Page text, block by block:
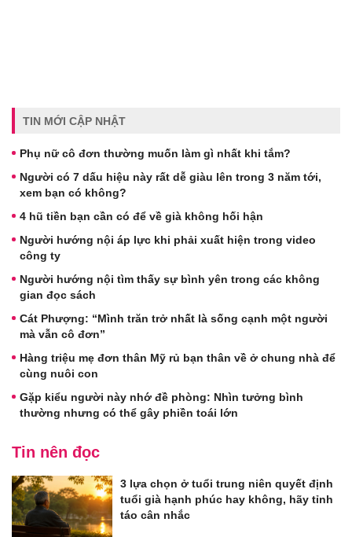
TIN MỚI CẬP NHẬT
Phụ nữ cô đơn thường muốn làm gì nhất khi tắm?
Người có 7 dấu hiệu này rất dễ giàu lên trong 3 năm tới,
xem bạn có không?
4 hũ tiền bạn cần có để về già không hối hận
Người hướng nội áp lực khi phải xuất hiện trong video
công ty
Người hướng nội tìm thấy sự bình yên trong các không
gian đọc sách
Cát Phượng: “Mình trăn trở nhất là sống cạnh một người
mà vẫn cô đơn”
Hàng triệu mẹ đơn thân Mỹ rủ bạn thân về ở chung nhà để
cùng nuôi con
Gặp kiểu người này nhớ đề phòng: Nhìn tưởng bình
thường nhưng có thể gây phiền toái lớn
Tin nên đọc
3 lựa chọn ở tuổi trung niên quyết định
tuổi già hạnh phúc hay không, hãy tỉnh
táo cân nhắc